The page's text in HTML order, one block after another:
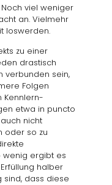
viel weniger
an. Vielmehr
loswerden.
zu einer
drastisch
verbunden sein,
Folgen
Kennlern-
etwa in puncto
nicht
oder so zu
wenig ergibt es
halber
sind, dass diese